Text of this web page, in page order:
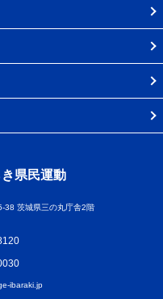
県民運動
38 茨城県三の丸庁舎2階
ibaraki.jp